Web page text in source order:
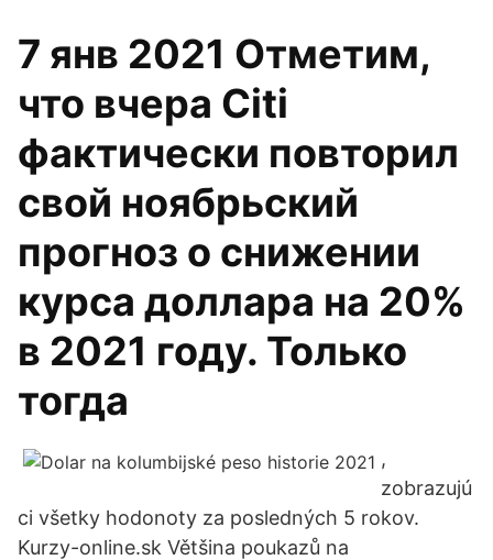
7 янв 2021 Отметим,
что вчера Citi
фактически повторил
свой ноябрьский
прогноз о снижении
курса доллара на 20%
в 2021 году. Только
тогда
,
zobrazujú
ci všetky hodonoty za posledných 5 rokov.
Kurzy-online.sk Většina poukazů na